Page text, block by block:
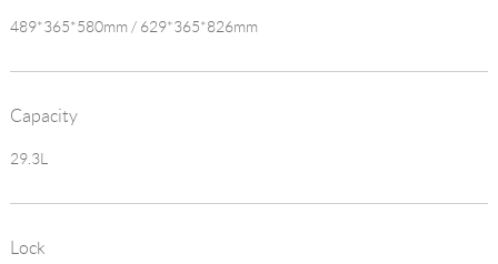
489*365*580mm / 629*365*826mm
Capacity
29.3L
Lock